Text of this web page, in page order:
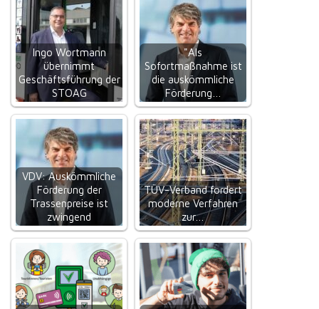
Ingo Wortmann
übernimmt
Geschäftsführung der
STOAG
"Als
Sofortmaßnahme ist
die auskömmliche
Förderung…
VDV: Auskömmliche
Förderung der
Trassenpreise ist
zwingend
TÜV-Verband fordert
moderne Verfahren
zur…